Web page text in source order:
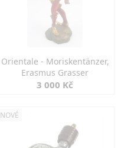
Orientale - Moriskentänzer,
Erasmus Grasser
3 000 Kč
NOVÉ